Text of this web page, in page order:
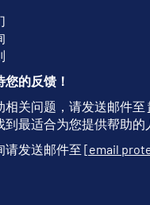
您的反馈！
相关问题，请发送邮件至
到最适合为您提供帮助的
请发送邮件至 [email